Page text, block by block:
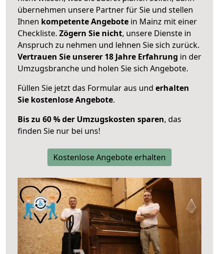
übernehmen unsere Partner für Sie und stellen
Ihnen kompetente Angebote in Mainz mit einer
Checkliste. Zögern Sie nicht, unsere Dienste in
Anspruch zu nehmen und lehnen Sie sich zurück.
Vertrauen Sie unserer 18 Jahre Erfahrung in der
Umzugsbranche und holen Sie sich Angebote.
Füllen Sie jetzt das Formular aus und erhalten
Sie kostenlose Angebote.
Bis zu 60 % der Umzugskosten sparen, das
finden Sie nur bei uns!
Kostenlose Angebote erhalten